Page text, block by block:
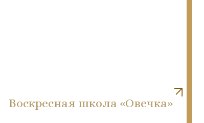
Воскресная школа «Овечка»